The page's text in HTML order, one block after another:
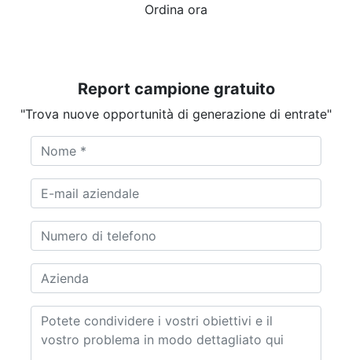
Ordina ora
Report campione gratuito
"Trova nuove opportunità di generazione di entrate"